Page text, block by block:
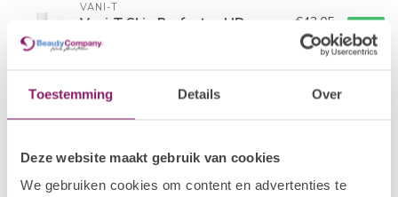
Toestemming Details Over
Deze website maakt gebruik van cookies
We gebruiken cookies om content en advertenties te
VANI-T
Vani-T Skin Perfector HD
Op voorraad
€43,05
€34,44
VANI-T
Vani-T Skin Perfector HD
Op voorraad